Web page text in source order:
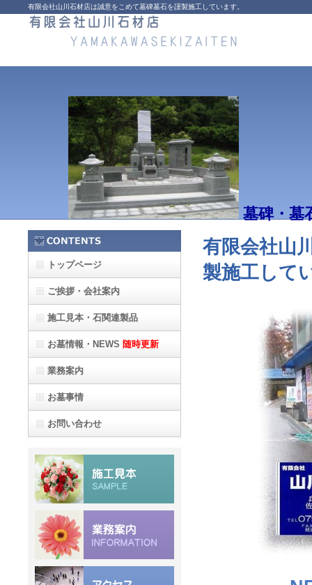
有限会社山川石材店は誠意をこめて墓碑墓石を謹製施工しています。
墓碑・
有限会社山
製施工して
トップページ
ご挨拶・会社案内
施工見本 ・石関連製品
お墓情報・NEWS 随時更新
業務案内
お墓事情
お問い合わせ